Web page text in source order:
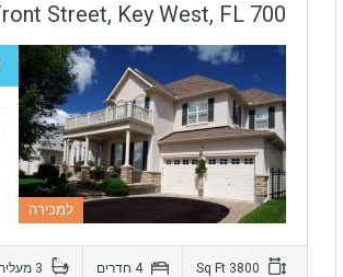
700 Front Street, Key West, FL
למכירה
4 חדרים